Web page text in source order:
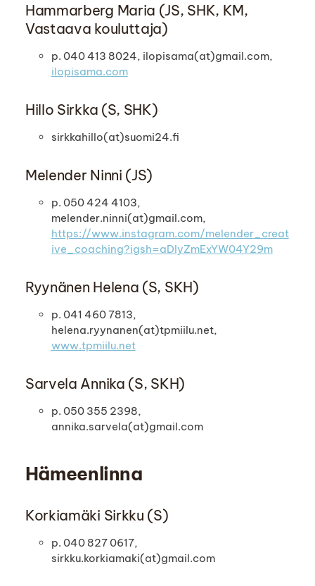
Hammarberg Maria (JS, SHK, KM,
Vastaava kouluttaja)
p. 040 413 8024, ilopisama(at)gmail.com,
ilopisama.com
Hillo Sirkka (S, SHK)
sirkkahillo(at)suomi24.fi
Melender Ninni (JS)
p. 050 424 4103,
melender.ninni(at)gmail.com,
https://www.instagram.com/melender_creat
ive_coaching?igsh=aDIyZmExYW04Y29m
Ryynänen Helena (S, SKH)
p. 041 460 7813,
helena.ryynanen(at)tpmiilu.net,
www.tpmiilu.net
Sarvela Annika (S, SKH)
p. 050 355 2398,
annika.sarvela(at)gmail.com
Hämeenlinna
Korkiamäki Sirkku (S)
p. 040 827 0617,
sirkku.korkiamaki(at)gmail.com